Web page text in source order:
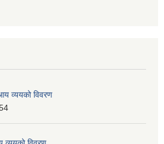
व्ययको विवरण